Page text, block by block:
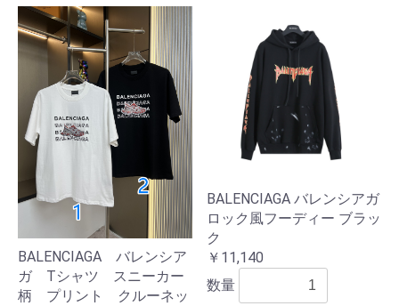
BALENCIAGA バレンシア
ガ Tシャツ スニーカー
柄 プリント クルーネッ
BALENCIAGA バレンシアガ
ロック風フーディー ブラッ
ク
￥11,140
数量